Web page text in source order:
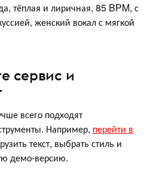
тёплая и лиричная, 85 BPM, с
женский вокал с мягкой
сервис и
всего подходят
Например, перейти в
текст, выбрать стиль и
демо-версию.